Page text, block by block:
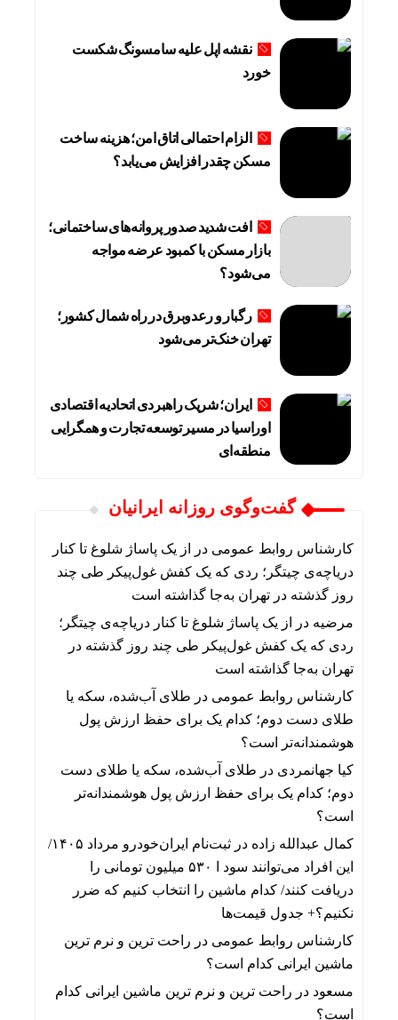
نقشه اپل علیه سامسونگ شکست
خورد
الزام احتمالی اتاق امن؛ هزینه ساخت
مسکن چقدر افزایش می‌یابد؟
افت شدید صدور پروانه‌های ساختمانی؛
بازار مسکن با کمبود عرضه مواجه
می‌شود؟
رگبار و رعدوبرق در راه شمال کشور؛
تهران خنک‌تر می‌شود
ایران؛ شریک راهبردی اتحادیه اقتصادی
اوراسیا در مسیر توسعه تجارت و همگرایی
منطقه‌ای
گفت‌وگوی روزانه ایرانیان
کارشناس روابط عمومی در
از یک پاساژ شلوغ تا کنار
دریاچه‌ی چیتگر؛ ردی که یک کفش غول‌پیکر طی چند
روز گذشته در تهران به‌جا گذاشته است
مرضیه در
از یک پاساژ شلوغ تا کنار دریاچه‌ی چیتگر؛
ردی که یک کفش غول‌پیکر طی چند روز گذشته در
تهران به‌جا گذاشته است
کارشناس روابط عمومی در طلای آب‌شده، سکه یا
طلای دست دوم؛ کدام یک برای حفظ ارزش پول
هوشمندانه‌تر است؟
کیا جهانمردی در طلای آب‌شده، سکه یا طلای دست
دوم؛ کدام یک برای حفظ ارزش پول هوشمندانه‌تر
است؟
کمال عبدالله زاده در
ثبت‌نام ایران‌خودرو مرداد ۱۴۰۵/
این افراد می‌توانند سود ا ۵۳۰ میلیون تومانی را
دریافت کنند/ کدام ماشین را انتخاب کنیم که ضرر
نکنیم؟+ جدول قیمت‌ها
کارشناس روابط عمومی در راحت ترین و نرم ترین
ماشین ایرانی کدام است؟
مسعود در راحت ترین و نرم ترین ماشین ایرانی کدام
است؟